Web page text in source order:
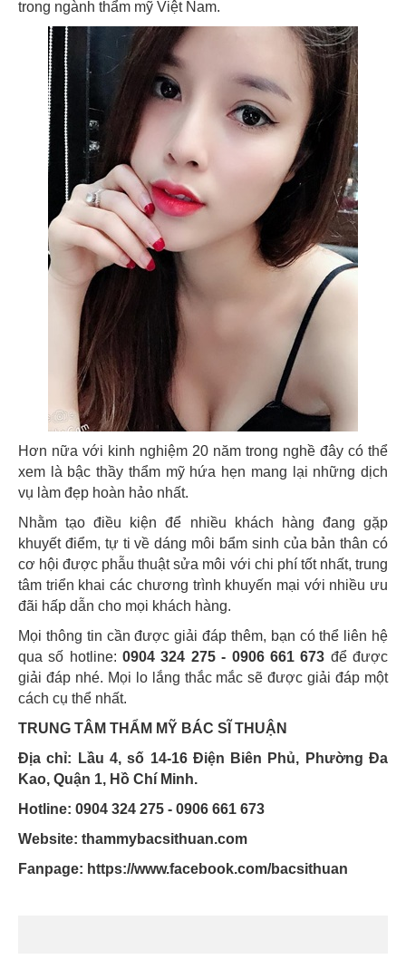
trong ngành thẩm mỹ Việt Nam.
Hơn nữa với kinh nghiệm 20 năm trong nghề đây có thể
xem là bậc thầy thẩm mỹ hứa hẹn mang lại những dịch
vụ làm đẹp hoàn hảo nhất.
Nhằm tạo điều kiện để nhiều khách hàng đang gặp
khuyết điểm, tự ti về dáng môi bẩm sinh của bản thân có
cơ hội được phẫu thuật sửa môi với chi phí tốt nhất, trung
tâm triển khai các chương trình khuyến mại với nhiều ưu
đãi hấp dẫn cho mọi khách hàng.
Mọi thông tin cần được giải đáp thêm, bạn có thể liên hệ
qua số hotline:0904 324 275 - 0906 661 673 để được
giải đáp nhé. Mọi lo lắng thắc mắc sẽ được giải đáp một
cách cụ thể nhất.
TRUNG TÂM THẨM MỸ BÁC SĨ THUẬN
Địa chỉ: Lầu 4, số 14-16 Điện Biên Phủ, Phường Đa
Kao, Quận 1, Hồ Chí Minh.
Hotline: 0904 324 275 - 0906 661 673
Website: thammybacsithuan.com
Fanpage: https://www.facebook.com/bacsithuan